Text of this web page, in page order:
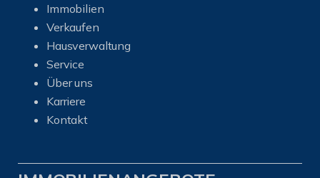
Immobilien
Verkaufen
Hausverwaltung
Service
Über uns
Karriere
Kontakt